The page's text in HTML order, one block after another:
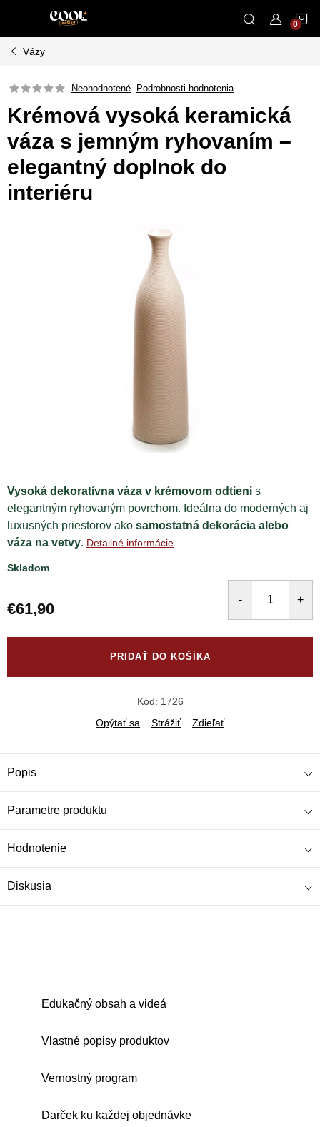
obsah
Vázy
Neohodnotené Podrobnosti hodnotenia
Krémová vysoká keramická
váza s jemným ryhovaním –
elegantný doplnok do
interiéru
Vysoká dekoratívna váza v krémovom odtieni s
elegantným ryhovaným povrchom. Ideálna do moderných aj
luxusných priestorov ako samostatná dekorácia alebo
váza na vetvy. Detailné informácie
Skladom
€61,90
PRIDAŤ DO KOŠÍKA
Kód: 1726
Opýtať sa
Strážiť Zdieľať
Popis
Parametre produktu
Hodnotenie
Diskusia
Edukačný obsah a videá
Vlastné popisy produktov
Vernostný program
Darček ku každej objednávke